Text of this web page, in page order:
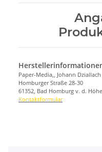
Paper-Media,, Johann Dziallach
Homburger Straße 28-30
61352, Bad Homburg v. d.
Kontaktformular